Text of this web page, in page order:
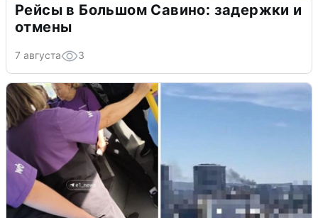
Рейсы в Большом Савино: задержки и
отмены
7 августа 3